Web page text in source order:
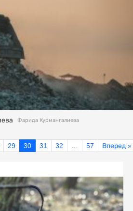
Фарида Курмангалиева
29 30 31 32 57 Вперед »